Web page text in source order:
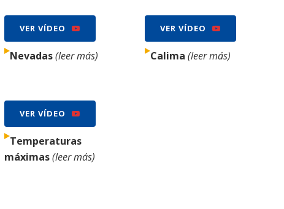
VER VÍDEO
Nevadas(leer más)
VER VÍDEO
Calima (leer más)
VER VÍDEO
Temperaturas
máximas(leer más)